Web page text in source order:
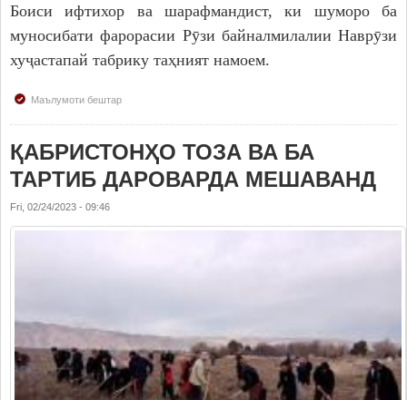
Боиси ифтихор ва шарафмандист, ки шуморо ба
муносибати фарорасии Рӯзи байналмилалии Наврӯзи
хуҷастапай табрику таҳният намоем.
Маълумоти бештар
ҚАБРИСТОНҲО ТОЗА ВА БА
ТАРТИБ ДАРОВАРДА МЕШАВАНД
Fri, 02/24/2023 - 09:46